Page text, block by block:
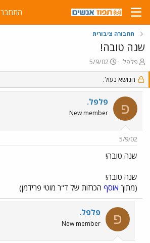
התחבר
תחבורה ציבורית
שנה טובה!
פ
ו
ת
ח
נ
פלפל.
פ
ו
ר
ס
ם
ב
ת
ך
5/9/02
הנושא נעול.
פ פלפל.
New member
5/9/02
שנה טובה!
שנה טובה!
(מתוך אוסף הכרזות של ד"ר מוטי פרידמן)
פ פלפל.
New member